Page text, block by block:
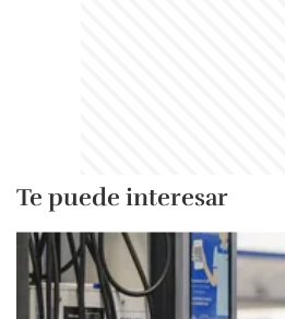
Te puede interesar